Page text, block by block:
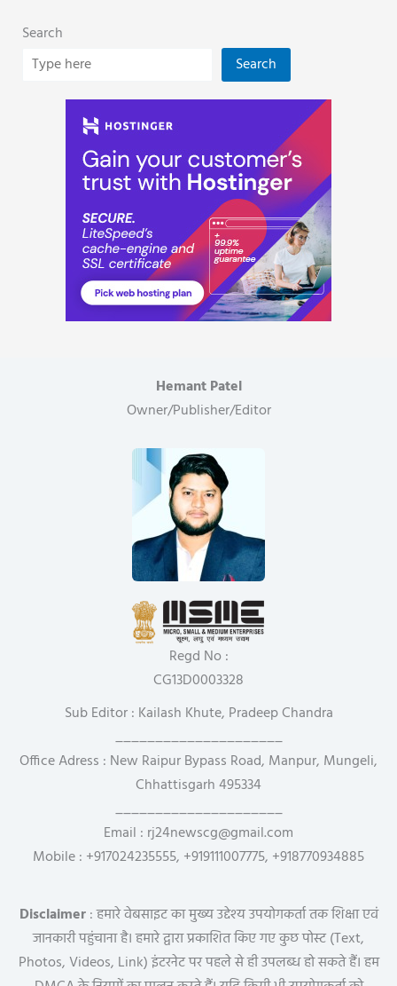
Search
Search
Hemant Patel
Owner/Publisher/Editor
Regd No :
CG13D0003328
Sub Editor : Kailash Khute, Pradeep Chandra
_____________________
Office Adress : New Raipur Bypass Road, Manpur, Mungeli,
Chhattisgarh 495334
_____________________
Email : rj24newscg@gmail.com
Mobile : +917024235555, +919111007775, +918770934885
Disclaimer: हमारे वेबसाइट का मुख्य उद्देश्य उपयोगकर्ता तक शिक्षा एवं
जानकारी पहुंचाना है। हमारे द्वारा प्रकाशित किए गए कुछ पोस्ट (Text,
Photos, Videos, Link) इंटरनेट पर पहले से ही उपलब्ध हो सकते हैं। हम